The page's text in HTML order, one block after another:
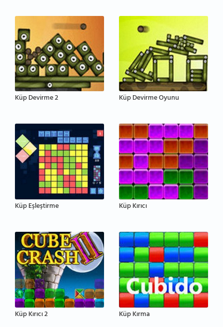
Küp Devirme 2 Küp Devirme Oyunu
Küp Eşleştirme Küp Kırıcı
Küp Kırıcı 2 Küp Kırma